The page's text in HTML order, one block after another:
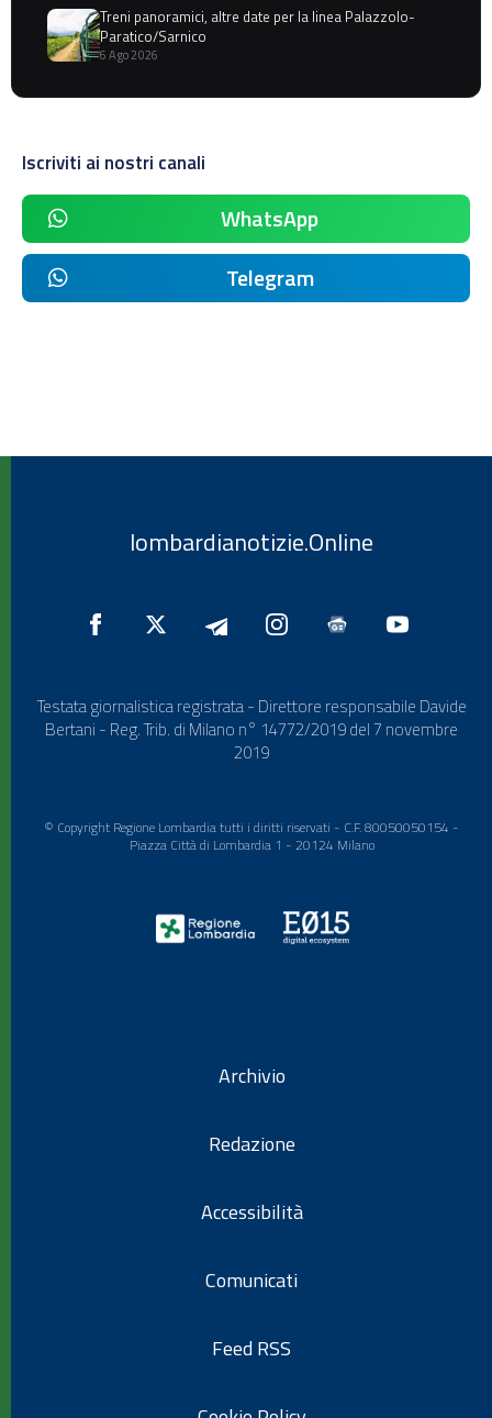
Treni panoramici, altre date per la linea Palazzolo-
Paratico/Sarnico
6 Ago 2026
Iscriviti ai nostri canali
WhatsApp
Telegram
lombardianotizie.Online
Testata giornalistica registrata - Direttore responsabile Davide
Bertani - Reg. Trib. di Milano n° 14772/2019 del 7 novembre
2019
© Copyright Regione Lombardia tutti i diritti riservati - C.F. 80050050154 -
Piazza Città di Lombardia 1 - 20124 Milano
Archivio
Redazione
Accessibilità
Comunicati
Feed RSS